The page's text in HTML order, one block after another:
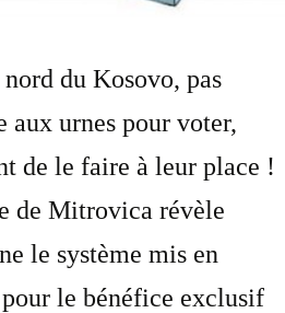
du Kosovo, pas
aux urnes pour voter,
de le faire à leur place !
de Mitrovica révèle
le système mis en
le bénéfice exclusif